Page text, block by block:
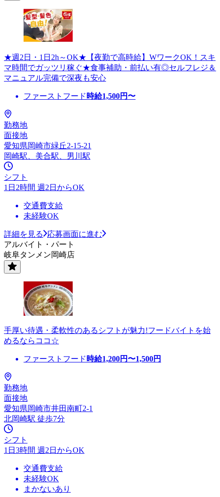
★週2日・1日2h～OK★【夜勤で高時給】WワークOK！スキ
マ時間でガッツリ稼ぐ★食事補助・前払い有◎セルフレジ＆
マニュアル完備で深夜も安心
ファーストフード 時給1,500円〜
勤務地
面接地
愛知県岡崎市緑丘2-15-21
岡崎駅、美合駅、男川駅
シフト
1日2時間 週2日からOK
交通費支給
未経験OK
詳細を見る
応募画面に進む
アルバイト・パート
岐阜タンメン岡崎店
手厚い待遇・柔軟性のあるシフトが魅力!フードバイトを始
めるならココ☆
ファーストフード 時給1,200円〜1,500円
勤務地
面接地
愛知県岡崎市井田南町2-1
北岡崎駅 徒歩7分
シフト
1日3時間 週2日からOK
交通費支給
未経験OK
まかないあり